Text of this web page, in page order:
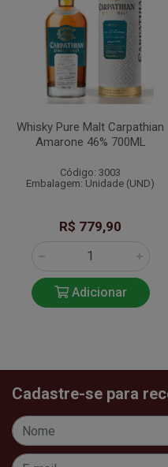
Whisky Pure Malt Carpathian
Amarone 46% 700ML
Código: 3003
Embalagem: Unidade (UND)
R$ 779,90
Adicionar
Cadastre-se para